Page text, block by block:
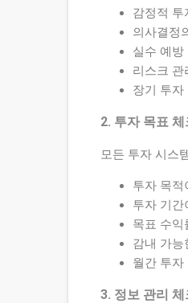
감정적 투
의사결정
실수 예방
리스크 관
장기 투자
2. 투자 목표
모든 투자 시스
투자 목적
투자 기간
목표 수익
감내 가능
월간 투자
3. 정보 관리